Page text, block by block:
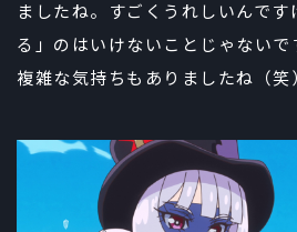
ましたね。すごくうれしいんで
る」のはいけないことじゃないで
複雑な気持ちもありましたね（笑